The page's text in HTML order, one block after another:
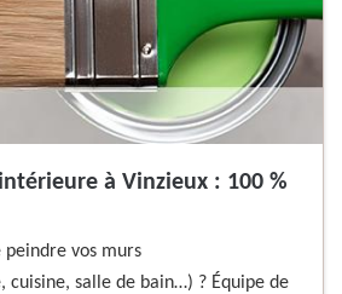
à Vinzieux : 100 %
peindre vos murs
cuisine, salle de bain…) ? Équipe de